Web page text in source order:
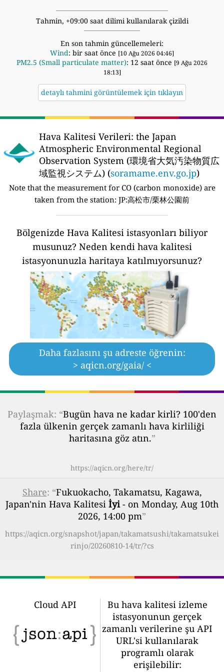
Tahmin, +09:00 saat dilimi kullanılarak çizildi
En son tahmin güncellemeleri:
Wind: bir saat önce [10 Ağu 2026 04:46]
PM2.5 (Small particulate matter): 12 saat önce [9 Ağu 2026
18:13]
detaylı tahmini görüntülemek için tıklayın
Hava Kalitesi Verileri: the Japan
Atmospheric Environmental Regional
Observation System (環境省大気汚染物質広
域監視システム) (soramame.env.go.jp)
Note that the measurement for CO (carbon monoxide) are
taken from the station: JP:高松市/栗林公園前
Bölgenizde Hava Kalitesi istasyonları biliyor
musunuz? Neden kendi hava kalitesi
istasyonunuzla haritaya katılmıyorsunuz?
Daha fazlasını şu adreste öğrenin:
> aqicn.org/gaia/ <
Paylaşmak: “Bugün hava ne kadar kirli? 100'den
fazla ülkenin gerçek zamanlı hava kirliliği
haritasına göz atın.”
https://aqicn.org/here/tr/
Share: “Fukuokacho, Takamatsu, Kagawa,
Japan'nin Hava Kalitesi İyi- on Monday, Aug 10th
2026, 14:00 pm”
https://aqicn.org/snapshot/japan/takamatsushi/takamatsukei
rinjo/20260810-14/tr/?cs
Cloud API
Bu hava kalitesi izleme
istasyonunun gerçek
zamanlı verilerine şu API
URL'si kullanılarak
programlı olarak
erişilebilir: